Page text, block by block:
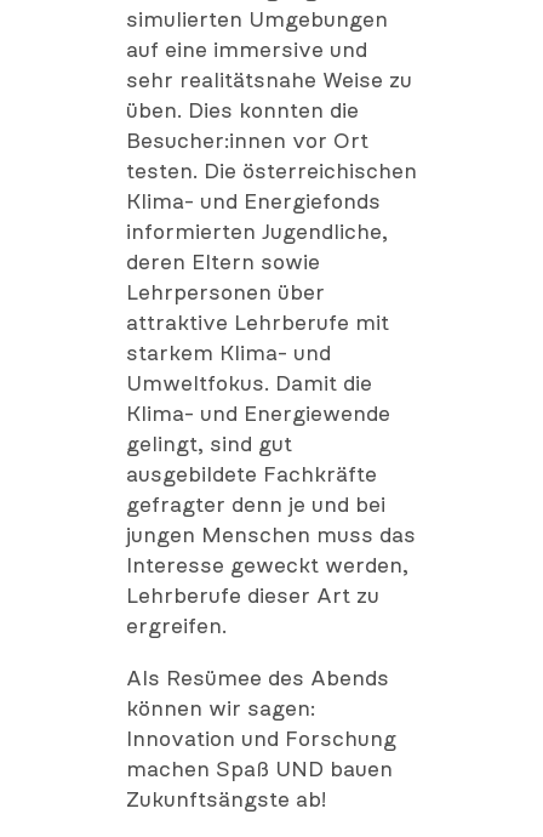
simulierten Umgebungen
auf eine immersive und
sehr realitätsnahe Weise zu
üben. Dies konnten die
Besucher:innen vor Ort
testen. Die österreichischen
Klima- und Energiefonds
informierten Jugendliche,
deren Eltern sowie
Lehrpersonen über
attraktive Lehrberufe mit
starkem Klima- und
Umweltfokus. Damit die
Klima- und Energiewende
gelingt, sind gut
ausgebildete Fachkräfte
gefragter denn je und bei
jungen Menschen muss das
Interesse geweckt werden,
Lehrberufe dieser Art zu
ergreifen.
Als Resümee des Abends
können wir sagen:
Innovation und Forschung
machen Spaß UND bauen
Zukunftsängste ab!